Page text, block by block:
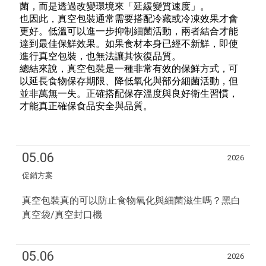
菌，而是透過改變環境來「延緩變質速度」。
也因此，真空包裝通常需要搭配冷藏或冷凍效果才會
更好。低溫可以進一步抑制細菌活動，兩者結合才能
達到最佳保鮮效果。如果食材本身已經不新鮮，即使
進行真空包裝，也無法讓其恢復品質。
總結來說，真空包裝是一種非常有效的保鮮方式，可
以延長食物保存期限、降低氧化與部分細菌活動，但
並非萬無一失。正確搭配保存溫度與良好衛生習慣，
才能真正確保食品安全與品質。
05.06
2026
促銷方案
真空包裝真的可以防止食物氧化與細菌滋生嗎？黑白
真空袋/真空封口機
05.06
2026